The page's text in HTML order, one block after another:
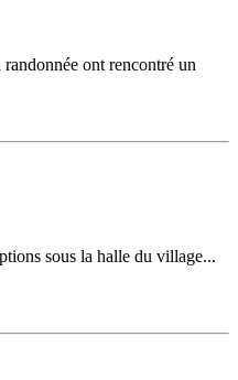
ont rencontré un
sous la halle du village...